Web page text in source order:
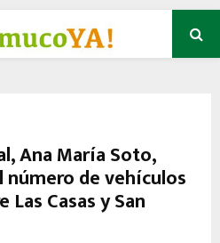
Ana María Soto,
de vehículos
Casas y San